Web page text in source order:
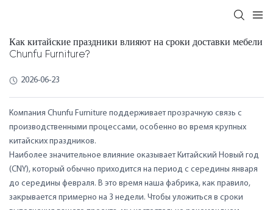
Как китайские праздники влияют на сроки доставки мебели
Chunfu Furniture?
2026-06-23
Компания Chunfu Furniture поддерживает прозрачную связь с
производственными процессами, особенно во время крупных
китайских праздников.
Наиболее значительное влияние оказывает Китайский Новый год
(CNY), который обычно приходится на период с середины января
до середины февраля. В это время наша фабрика, как правило,
закрывается примерно на 3 недели. Чтобы уложиться в сроки